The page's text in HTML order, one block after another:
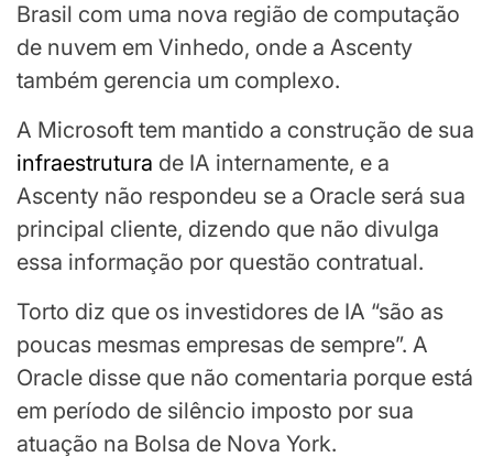
Brasil com uma nova região de computação
de nuvem em Vinhedo, onde a Ascenty
também gerencia um complexo.
A Microsoft tem mantido a construção de sua
infraestrutura de IA internamente, e a
Ascenty não respondeu se a Oracle será sua
principal cliente, dizendo que não divulga
essa informação por questão contratual.
Torto diz que os investidores de IA “são as
poucas mesmas empresas de sempre”. A
Oracle disse que não comentaria porque está
em período de silêncio imposto por sua
atuação na Bolsa de Nova York.